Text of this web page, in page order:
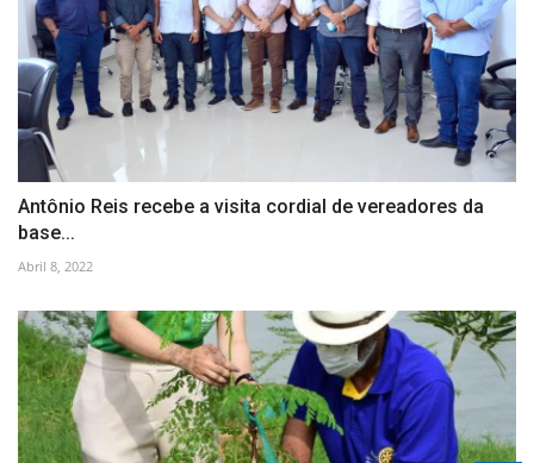
Antônio Reis recebe a visita cordial de vereadores da
base...
Abril 8, 2022